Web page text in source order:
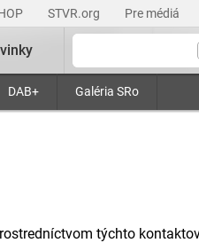
STVR.org Pre médiá
DAB+ Galéria SRo
týchto